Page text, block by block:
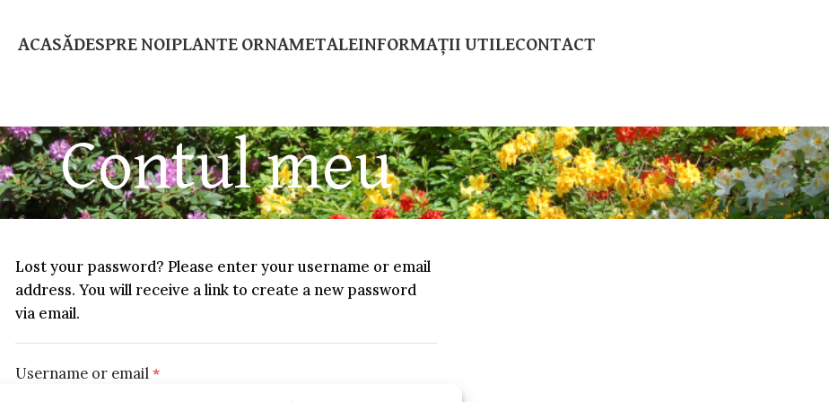
ACASĂDESPRE NOIPLANTE ORNAMETALEINFORMAȚII UTILECONTACT
Contul meu
Lost your password? Please enter your username or email
address. You will receive a link to create a new password
via email.
Username or email *